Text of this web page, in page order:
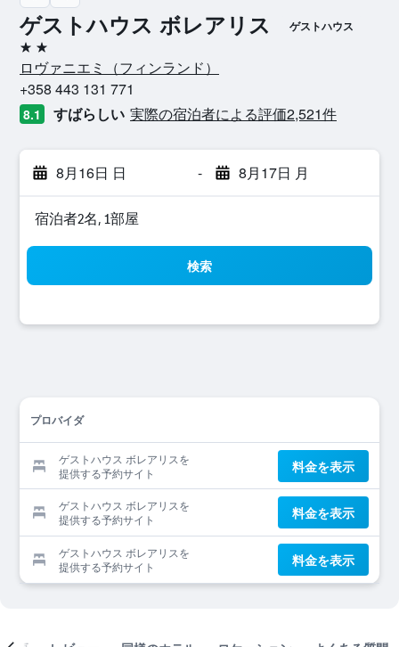
ゲストハウス ボレアリス ゲストハウス
2つ星
ロヴァニエミ​（フィンランド​）​
+358 443 131 771
8.1 すばらしい 実際の宿泊者による評価2,521​件
8月16日 日 - 8月17日 月
宿泊者2名, 1​部屋
検索
プロバイダ
ゲストハウス ボレアリスを
提供する予約サイト
料金を表示
ゲストハウス ボレアリスを
提供する予約サイト
料金を表示
ゲストハウス ボレアリスを
提供する予約サイト
料金を表示